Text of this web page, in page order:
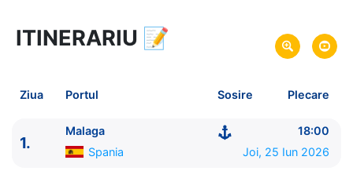
11 zile vacanta de croaziera in
Marea Mediterana de Vest si Lisabona -
link oferta
Plecare pe 25 Iun 2026 din Malaga, Spania
MSC Cruises
ITINERARIU 📝
Ziua Portul Sosire Plecare
1.
Malaga
18:00
Spania
Joi, 25 Iun 2026